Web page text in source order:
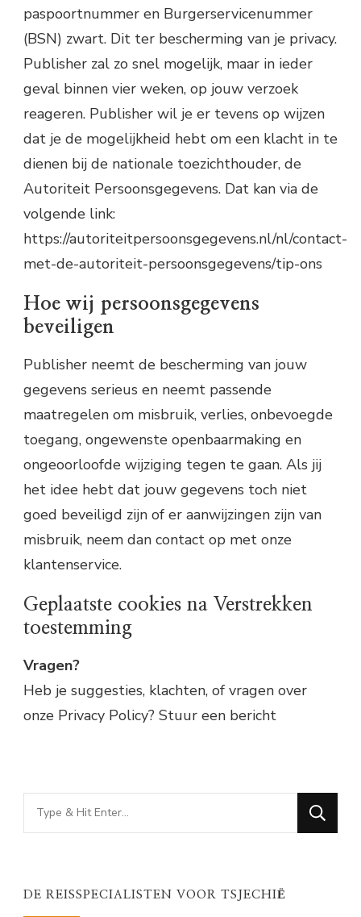
paspoortnummer en Burgerservicenummer
(BSN) zwart. Dit ter bescherming van je privacy.
Publisher zal zo snel mogelijk, maar in ieder
geval binnen vier weken, op jouw verzoek
reageren. Publisher wil je er tevens op wijzen
dat je de mogelijkheid hebt om een klacht in te
dienen bij de nationale toezichthouder, de
Autoriteit Persoonsgegevens. Dat kan via de
volgende link:
https://autoriteitpersoonsgegevens.nl/nl/contact-
met-de-autoriteit-persoonsgegevens/tip-ons
Hoe wij persoonsgegevens
beveiligen
Publisher neemt de bescherming van jouw
gegevens serieus en neemt passende
maatregelen om misbruik, verlies, onbevoegde
toegang, ongewenste openbaarmaking en
ongeoorloofde wijziging tegen te gaan. Als jij
het idee hebt dat jouw gegevens toch niet
goed beveiligd zijn of er aanwijzingen zijn van
misbruik, neem dan contact op met onze
klantenservice.
Geplaatste cookies na Verstrekken
toestemming
Vragen?
Heb je suggesties, klachten, of vragen over
onze Privacy Policy? Stuur een bericht
Looking
for
DE REISSPECIALISTEN VOOR TSJECHIË